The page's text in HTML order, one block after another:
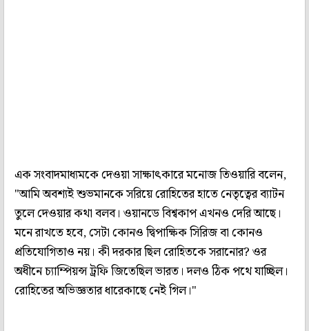
এক সংবাদমাধ্যমকে দেওয়া সাক্ষাৎকারে মনোজ তিওয়ারি বলেন,
"আমি অবশ্যই শুভমানকে সরিয়ে রোহিতের হাতে নেতৃত্বের ব্যাটন
তুলে দেওয়ার কথা বলব। ওয়ানডে বিশ্বকাপ এখনও দেরি আছে।
মনে রাখতে হবে, সেটা কোনও দ্বিপাক্ষিক সিরিজ বা কোনও
প্রতিযোগিতাও নয়। কী দরকার ছিল রোহিতকে সরানোর? ওর
অধীনে চ্যাম্পিয়ন্স ট্রফি জিতেছিল ভারত। দলও ঠিক পথে যাচ্ছিল।
রোহিতের অভিজ্ঞতার ধারেকাছে নেই গিল।"